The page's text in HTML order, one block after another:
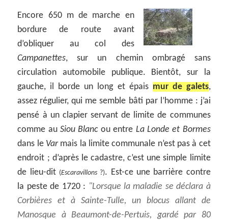
Encore 650 m de marche en
bordure de route avant
d’obliquer au col des
Campanettes, sur un chemin ombragé sans
circulation automobile publique. Bientôt, sur la
gauche, il borde un long et épais mur de galets,
assez régulier, qui me semble bâti par l’homme : j’ai
pensé à un clapier servant de limite de communes
comme auSiou Blancou entre La Londe et Bormes
dans le Varmais la limite communale n’est pas à cet
endroit ; d’après le cadastre, c’est une simple limite
de lieu-dit (Escaravillons ?). Est-ce une barrière contre
la peste de 1720 :
Lorsque la maladie se déclara à
Corbières et à Sainte-Tulle, un blocus allant de
Manosque à Beaumont-de-Pertuis, gardé par 80